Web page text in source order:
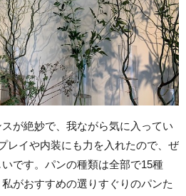
が絶妙で、我ながら気に入ってい
レイや内装にも力を入れたので、ぜ
です。パンの種類は全部で15種
がおすすめの選りすぐりのパンた